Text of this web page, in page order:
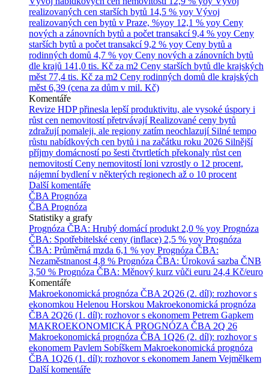
realizovaných cen starších bytů 14,5 % yoy Vývoj
realizovaných cen bytů v Praze, %yoy 12,1 % yoy Ceny
nových a zánovních bytů a počet transakcí 9,4 % yoy Ceny
starších bytů a počet transakcí 9,2 % yoy Ceny bytů a
rodinných domů 4,7 % yoy Ceny nových a zánovních bytů
dle krajů 141,0 tis. Kč za m2 Ceny starších bytů dle krajských
měst 77,4 tis. Kč za m2 Ceny rodinných domů dle krajských
měst 6,39 (cena za dům v mil. Kč)
Komentáře
Revize HDP přinesla lepší produktivitu, ale vysoké úspory i
růst cen nemovitostí přetrvávají Realizované ceny bytů
zdražují pomaleji, ale regiony zatím neochlazují Silné tempo
růstu nabídkových cen bytů i na začátku roku 2026 Silnější
příjmy domácností po šesti čtvrtletích překonaly růst cen
nemovitostí Ceny nemovitostí loni vzrostly o 12 procent,
nájemní bydlení v některých regionech až o 10 procent
Další komentáře
ČBA Prognóza
ČBA Prognóza
Statistiky a grafy
Prognóza ČBA: Hrubý domácí produkt 2,0 % yoy Prognóza
ČBA: Spotřebitelské ceny (inflace) 2,5 % yoy Prognóza
ČBA: Průměrná mzda 6,1 % yoy Prognóza ČBA:
Nezaměstnanost 4,8 % Prognóza ČBA: Úroková sazba ČNB
3,50 % Prognóza ČBA: Měnový kurz vůči euru 24,4 Kč/euro
Komentáře
Makroekonomická prognóza ČBA 2Q26 (2. díl): rozhovor s
ekonomkou Helenou Horskou Makroekonomická prognóza
ČBA 2Q26 (1. díl): rozhovor s ekonomem Petrem Gapkem
MAKROEKONOMICKÁ PROGNÓZA ČBA 2Q 26
Makroekonomická prognóza ČBA 1Q26 (2. díl): rozhovor s
ekonomem Pavlem Sobíškem Makroekonomická prognóza
ČBA 1Q26 (1. díl): rozhovor s ekonomem Janem Vejmělkem
Další komentáře